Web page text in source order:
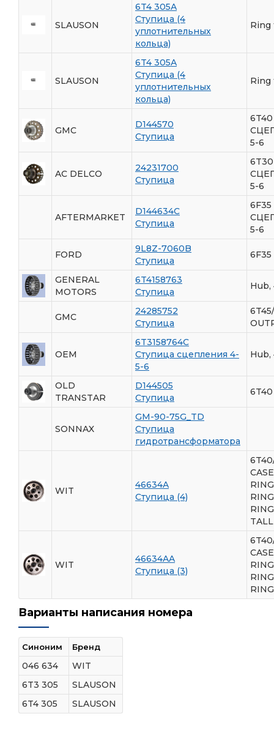
SLAUSON
6T4 305A
Ступица (4
уплотнительных
кольца)
Ring
SLAUSON
6T4 305A
Ступица (4
уплотнительных
кольца)
Ring
GMC
D144570
Ступица
6T40
5-6
AC DELCO
24231700
Ступица
6T30
5-6
AFTERMARKET
D144634C
Ступица
6F35
5-6
FORD
9L8Z-7060B
Ступица
GENERAL
MOTORS
6T4158763
Ступица
Hub,
GMC
24285752
Ступица
OEM
6T3158764C
Ступица сцепления 4-
5-6
Hub,
OLD
TRANSTAR
D144505
Ступица
SONNAX
GM-90-75G_TD
Ступица
гидротрансформатора
WIT
46634A
Ступица (4)
TALL
WIT
46634AA
Ступица (3)
Варианты написания номера
Синоним Бренд
046 634
WIT
6T3 305
SLAUSON
6T4 305
SLAUSON